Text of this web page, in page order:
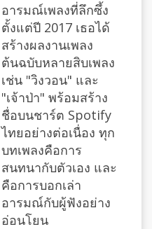
อารมณ์เพลงที่ลึกซึ้ง
ตั้งแต่ปี 2017 เธอได้
สร้างผลงานเพลง
ต้นฉบับหลายสิบเพลง
เช่น "วิงวอน" และ
"เจ้าป่า" พร้อมสร้าง
ชื่อบนชาร์ต Spotify
ไทยอย่างต่อเนื่อง ทุก
บทเพลงคือการ
สนทนากับตัวเอง และ
คือการบอกเล่า
อารมณ์กับผู้ฟังอย่าง
อ่อนโยน